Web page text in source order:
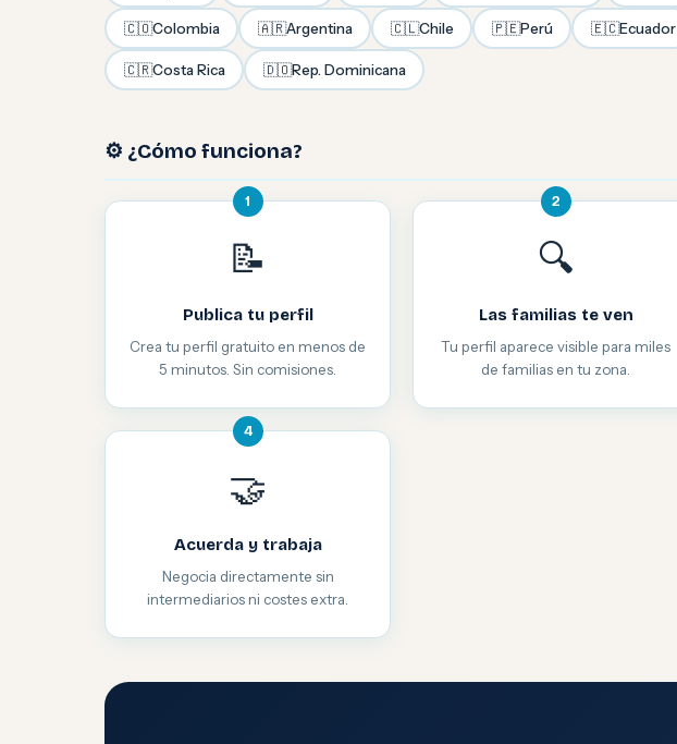
🇨🇴Colombia 🇦🇷Argentina 🇨🇱Chile 🇵🇪Perú 🇪🇨Ecuador
🇨🇷Costa Rica 🇩🇴Rep. Dominicana
⚙️ ¿Cómo funciona?
1
📝
Publica tu perfil
Crea tu perfil gratuito en menos de
5 minutos. Sin comisiones.
2
🔍
Las familias te ven
Tu perfil aparece visible para miles
de familias en tu zona.
4
🤝
Acuerda y trabaja
Negocia directamente sin
intermediarios ni costes extra.